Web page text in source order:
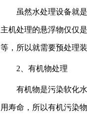
虽然水处理设备就是
主机处理的悬浮物仅仅
等，所以就需要预处理
2、有机物处理
有机物是污染软化水
用寿命，所以有机污染